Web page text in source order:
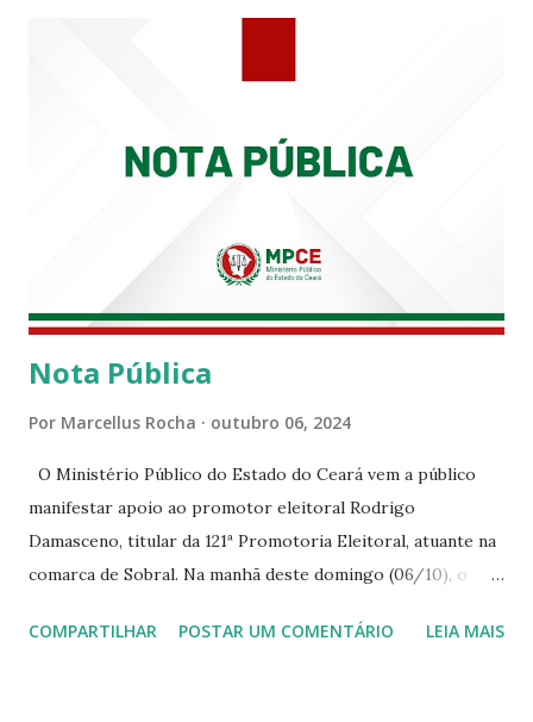
Nota Pública
Por Marcellus Rocha outubro 06, 2024
O Ministério Público do Estado do Ceará vem a público
manifestar apoio ao promotor eleitoral Rodrigo
Damasceno, titular da 121ª Promotoria Eleitoral, atuante na
comarca de Sobral. Na manhã deste domingo (06/10), o
integrava um grupo de apoiadores de um candidato a
COMPARTILHAR POSTAR UM COMENTÁRIO LEIA MAIS